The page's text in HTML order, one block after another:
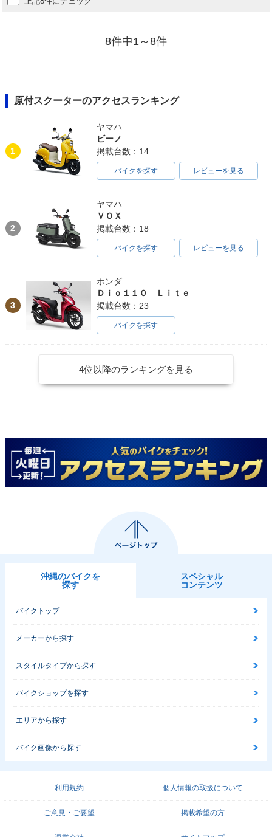
8件中1～8件
原付スクーターのアクセスランキング
1
ヤマハ
ビーノ
掲載台数：14
バイクを探す レビューを見る
2
ヤマハ
ＶＯＸ
掲載台数：18
バイクを探す レビューを見る
3
ホンダ
Ｄｉｏ１１０ Ｌｉｔｅ
掲載台数：23
バイクを探す
4位以降のランキングを見る
沖縄のバイクを
探す
スペシャル
コンテンツ
バイクトップ
メーカーから探す
スタイルタイプから探す
バイクショップを探す
エリアから探す
バイク画像から探す
利用規約 個人情報の取扱について
ご意見・ご要望 掲載希望の方